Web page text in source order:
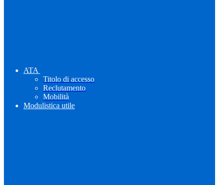
ATA
Titolo di accesso
Reclutamento
Mobilità
Modulistica utile